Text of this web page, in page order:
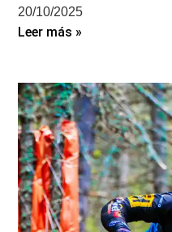
20/10/2025
Leer más »